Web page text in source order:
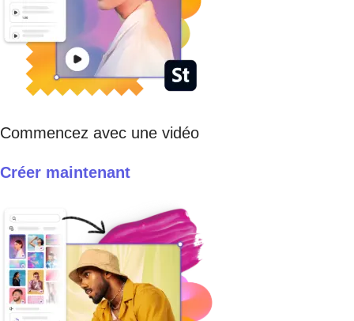
Commencez avec une vidéo
Créer maintenant